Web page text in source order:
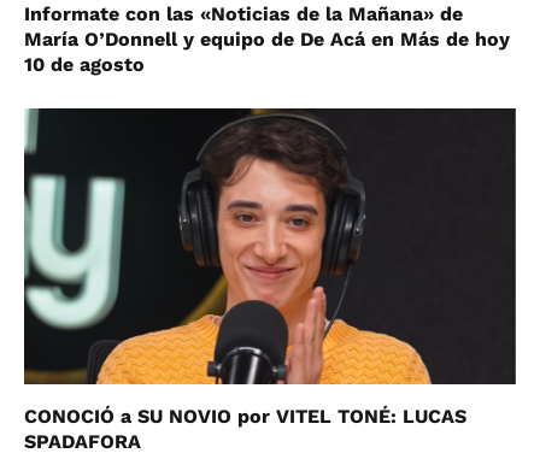
Informate con las «Noticias de la Mañana» de
María O’Donnell y equipo de De Acá en Más de hoy
10 de agosto
CONOCIÓ a SU NOVIO por VITEL TONÉ: LUCAS
SPADAFORA